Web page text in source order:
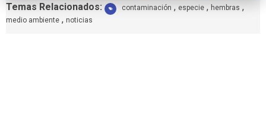
Temas Relacionados: Etiquetas:
contaminación , especie , hembras ,
medio ambiente , noticias